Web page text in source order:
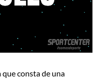
consta de una